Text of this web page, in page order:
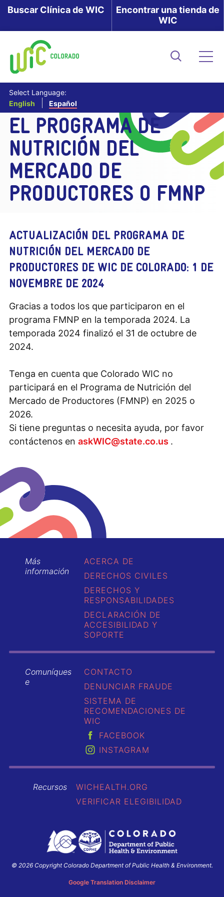
Skip
Buscar Clínica de WIC
Encontrar una tienda de
WIC
Select Language:
English
Español
EL PROGRAMA DE
NUTRICIÓN DEL
MERCADO DE
PRODUCTORES O FMNP
ACTUALIZACIÓN DEL PROGRAMA DE
NUTRICIÓN DEL MERCADO DE
PRODUCTORES DE WIC DE COLORADO: 1 DE
NOVEMBRE DE 2024
Gracias a todos los que participaron en el
programa FMNP en la temporada 2024. La
temporada 2024 finalizó el 31 de octubre de
2024.
Tenga en cuenta que Colorado WIC no
participará en el Programa de Nutrición del
Mercado de Productores (FMNP) en 2025 o
2026.
Si tiene preguntas o necesita ayuda, por favor
contáctenos en askWIC@state.co.us .
Más
información
ACERCA DE
DERECHOS CIVILES
DERECHOS Y
RESPONSABILIDADES
DECLARACIÓN DE
ACCESIBILIDAD Y
SOPORTE
Comuníques
e
CONTACTO
DENUNCIAR FRAUDE
SISTEMA DE
RECOMENDACIONES DE
WIC
FACEBOOK
INSTAGRAM
Recursos
WICHEALTH.ORG
VERIFICAR ELEGIBILIDAD
Department
© 2026 Copyright Colorado Department of Public Health & Environment.
Google Translation Disclaimer